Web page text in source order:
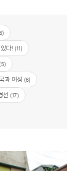
다! (11)
(5)
과 여성 (6)
선 (17)